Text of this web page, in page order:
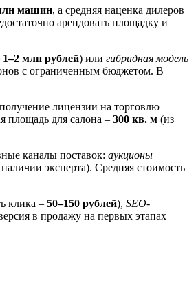
машин, а средняя наценка дилеров
арендовать площадку и
1–2 млн рублей) или гибридная модель
с ограниченным бюджетом. В
лицензии на торговлю
площадь для салона – 300 кв. м (из
каналы поставок: аукционы
эксперта). Средняя стоимость
клика – 50–150 рублей), SEO-
в продажу на первых этапах